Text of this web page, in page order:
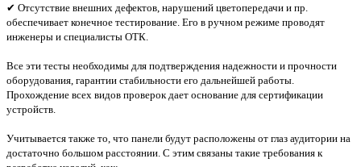
✔ Отсутствие внешних дефектов, нарушений цветопередачи и пр.
обеспечивает конечное тестирование. Его в ручном режиме проводят
инженеры и специалисты ОТК.
Все эти тесты необходимы для подтверждения надежности и прочности
оборудования, гарантии стабильности его дальнейшей работы.
Прохождение всех видов проверок дает основание для сертификации
устройств.
Учитывается также то, что панели будут расположены от глаз аудитории на
достаточно большом расстоянии. С этим связаны такие требования к